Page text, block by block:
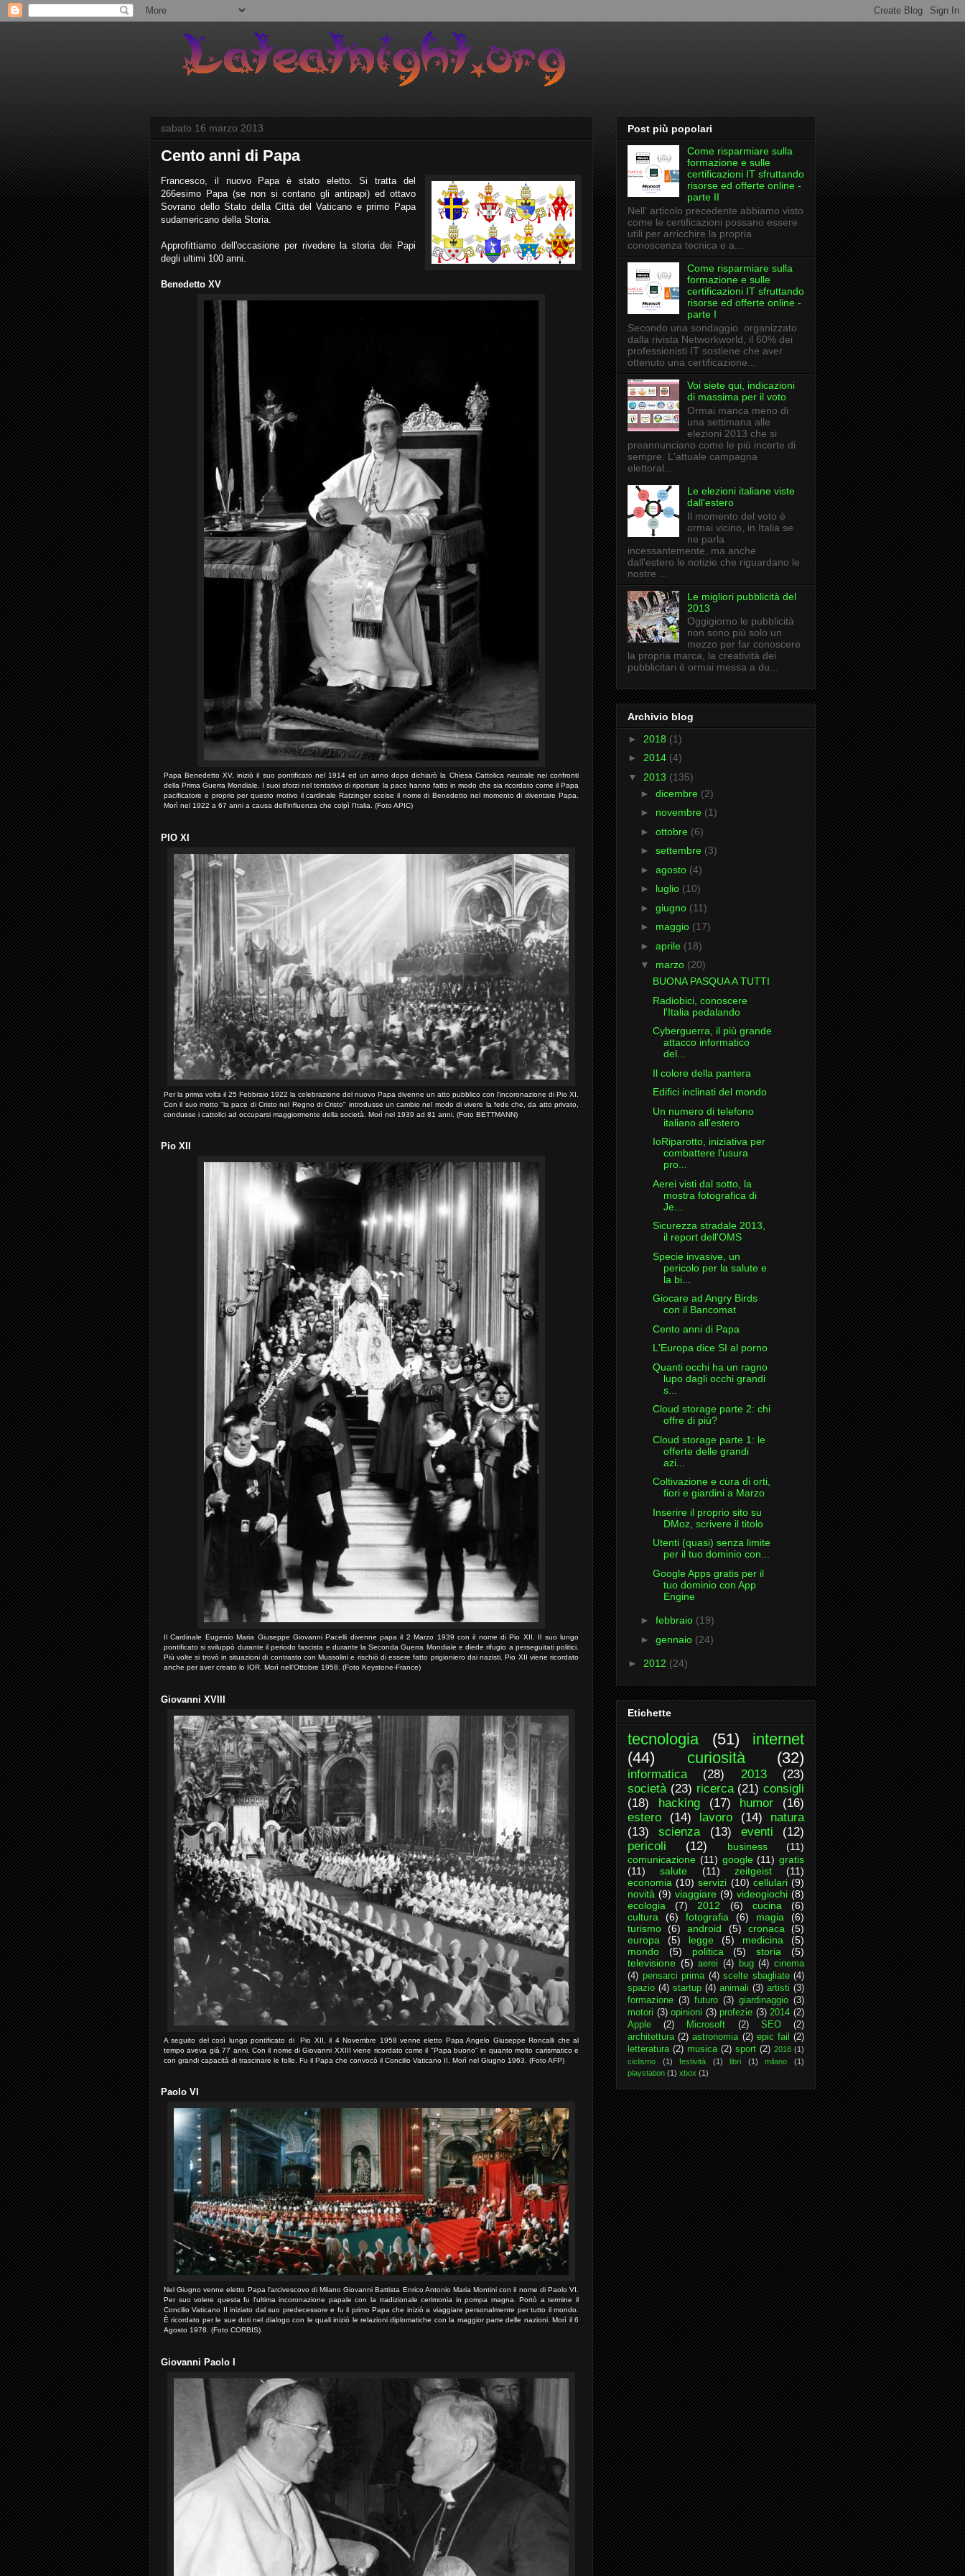
sabato 16 marzo 2013
Cento anni di Papa
Francesco, il nuovo Papa è stato eletto. Si tratta del
266esimo Papa (se non si contano gli antipapi) ed ottavo
Sovrano dello Stato della Città del Vaticano e primo Papa
sudamericano della Storia.
Approfittiamo dell'occasione per rivedere la storia dei Papi
degli ultimi 100 anni.
Benedetto XV
Papa Benedetto XV, iniziò il suo pontificato nel 1914 ed un anno dopo dichiarò la Chiesa Cattolica neutrale nei confronti
della Prima Guerra Mondiale. I suoi sforzi nel tentativo di riportare la pace hanno fatto in modo che sia ricordato come il Papa
pacificatore e proprio per questo motivo il cardinale Ratzinger scelse il nome di Benedetto nel momento di diventare Papa.
Morì nel 1922 a 67 anni a causa dell'influenza che colpì l'Italia. (Foto APIC)
PIO XI
Per la prima volta il 25 Febbraio 1922 la celebrazione del nuovo Papa divenne un atto pubblico con l'incoronazione di Pio XI.
Con il suo motto "la pace di Cristo nel Regno di Cristo" introdusse un cambio nel modo di vivere la fede che, da atto privato,
condusse i cattolici ad occuparsi maggiormente della società. Morì nel 1939 ad 81 anni. (Foto BETTMANN)
Pio XII
Il Cardinale Eugenio Maria Giuseppe Giovanni Pacelli divenne papa il 2 Marzo 1939 con il nome di Pio XII. Il suo lungo
pontificato si sviluppò durante il periodo fascista e durante la Seconda Guerra Mondiale e diede rifugio a perseguitati politici.
Più volte si trovò in situazioni di contrasto con Mussolini e rischiò di essere fatto prigioniero dai nazisti. Pio XII viene ricordato
anche per aver creato lo IOR. Morì nell'Ottobre 1958. (Foto Keystone-France)
Giovanni XVIII
A seguito del così lungo pontificato di Pio XII, il 4 Novembre 1958 venne eletto Papa Angelo Giuseppe Roncalli che al
tempo aveva già 77 anni. Con il nome di Giovanni XXIII viene ricordato come il "Papa buono" in quanto molto carismatico e
con grandi capacità di trascinare le folle. Fu il Papa che convocò il Concilio Vaticano II. Morì nel Giugno 1963. (Foto AFP)
Paolo VI
Nel Giugno venne eletto Papa l'arcivescovo di Milano Giovanni Battista Enrico Antonio Maria Montini con il nome di Paolo VI.
Per suo volere questa fu l'ultima incoronazione papale con la tradizionale cerimonia in pompa magna. Portò a termine il
Concilio Vaticano II iniziato dal suo predecessore e fu il primo Papa che iniziò a viaggiare personalmente per tutto il mondo.
È ricordato per le sue doti nel dialogo con le quali iniziò le relazioni diplomatiche con la maggior parte delle nazioni. Morì il 6
Agosto 1978. (Foto CORBIS)
Giovanni Paolo I
Post più popolari
Come risparmiare sulla
formazione e sulle
certificazioni IT sfruttando
risorse ed offerte online -
parte II
Nell' articolo precedente abbiamo visto
come le certificazioni possano essere
utili per arricchire la propria
conoscenza tecnica e a...
Come risparmiare sulla
formazione e sulle
certificazioni IT sfruttando
risorse ed offerte online -
parte I
Secondo una sondaggio organizzato
dalla rivista Networkworld, il 60% dei
professionisti IT sostiene che aver
ottenuto una certificazione...
Voi siete qui, indicazioni
di massima per il voto
Ormai manca meno di
una settimana alle
elezioni 2013 che si
preannunciano come le più incerte di
sempre. L'attuale campagna
elettoral...
Le elezioni italiane viste
dall'estero
Il momento del voto è
ormai vicino, in Italia se
ne parla
incessantemente, ma anche
dall'estero le notizie che riguardano le
nostre ...
Le migliori pubblicità del
2013
Oggigiorno le pubblicità
non sono più solo un
mezzo per far conoscere
la propria marca, la creatività dei
pubblicitari è ormai messa a du...
Archivio blog
► 2018 (1)
► 2014 (4)
▼ 2013 (135)
► dicembre (2)
► novembre (1)
► ottobre (6)
► settembre (3)
► agosto (4)
► luglio (10)
► giugno (11)
► maggio (17)
► aprile (18)
▼ marzo (20)
BUONA PASQUA A TUTTI
Radiobici, conoscere
l'Italia pedalando
Cyberguerra, il più grande
attacco informatico
del...
Il colore della pantera
Edifici inclinati del mondo
Un numero di telefono
italiano all'estero
IoRiparotto, iniziativa per
combattere l'usura
pro...
Aerei visti dal sotto, la
mostra fotografica di
Je...
Sicurezza stradale 2013,
il report dell'OMS
Specie invasive, un
pericolo per la salute e
la bi...
Giocare ad Angry Birds
con il Bancomat
Cento anni di Papa
L'Europa dice SI al porno
Quanti occhi ha un ragno
lupo dagli occhi grandi
s...
Cloud storage parte 2: chi
offre di più?
Cloud storage parte 1: le
offerte delle grandi
azi...
Coltivazione e cura di orti,
fiori e giardini a Marzo
Inserire il proprio sito su
DMoz, scrivere il titolo
Utenti (quasi) senza limite
per il tuo dominio con...
Google Apps gratis per il
tuo dominio con App
Engine
► febbraio (19)
► gennaio (24)
► 2012 (24)
Etichette
tecnologia (51)
internet
(44)
curiosità (32)
informatica (28) 2013
(23)
società (23) ricerca (21) consigli
(18)
hacking (17) humor
(16)
estero
(14) lavoro (14)
natura
(13)
scienza (13) eventi
(12)
pericoli
(12) business
(11)
comunicazione (11) google (11) gratis
(11)
salute (11) zeitgeist
(11)
economia (10) servizi (10) cellulari (9)
novità (9) viaggiare (9) videogiochi (8)
ecologia
(7) 2012 (6) cucina
(6)
cultura
(6) fotografia (6) magia
(6)
turismo (6) android (5) cronaca
(5)
europa
(5) legge (5) medicina
(5)
mondo
(5) politica (5) storia
(5)
televisione (5) aerei (4) bug (4) cinema
(4) pensarci prima (4) scelte sbagliate (4)
spazio (4) startup (4) animali (3) artisti (3)
formazione (3) futuro (3) giardinaggio (3)
motori (3) opinioni (3) profezie (3) 2014 (2)
Apple
(2) Microsoft (2) SEO
(2)
architettura (2) astronomia (2) epic fail
(2)
letteratura (2) musica (2) sport (2) 2018 (1)
ciclismo
(1) festività (1) libri (1) milano
(1)
playstation (1) xbox (1)